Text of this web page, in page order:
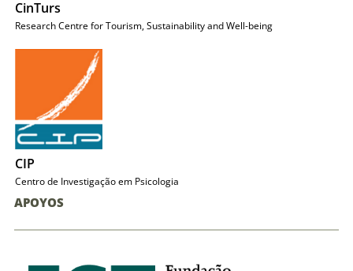
CinTurs
Research Centre for Tourism, Sustainability and Well-being
CIP
Centro de Investigação em Psicologia
APOYOS